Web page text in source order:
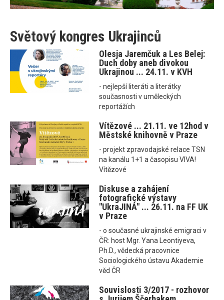
Světový kongres Ukrajinců
Olesja Jaremčuk a Les Belej:
Duch doby aneb divokou
Ukrajinou ... 24.11. v KVH
- nejlepší literáti a literátky
současnosti v uměleckých
reportážích
Vítězové ... 21.11. ve 12hod v
Městské knihovně v Praze
- projekt zpravodajské relace TSN
na kanálu 1+1 a časopisu VIVA!
Vítězové
Diskuse a zahájení
fotografické výstavy
"UkraJINÁ" ... 26.11. na FF UK
v Praze
- o současné ukrajinské emigraci v
ČR: host Mgr. Yana Leontiyeva,
Ph.D., vědecká pracovnice
Sociologického ústavu Akademie
věd ČR
Souvislosti 3/2017 - rozhovor